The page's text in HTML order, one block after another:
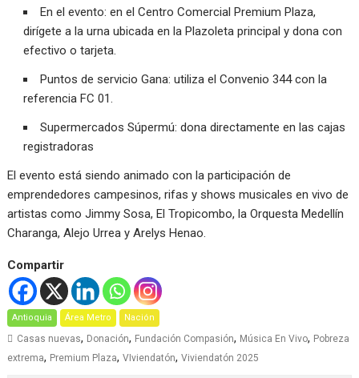
En el evento: en el Centro Comercial Premium Plaza,
dirígete a la urna ubicada en la Plazoleta principal y dona con
efectivo o tarjeta.
Puntos de servicio Gana: utiliza el Convenio 344 con la
referencia FC 01.
Supermercados Súpermú: dona directamente en las cajas
registradoras
El evento está siendo animado con la participación de
emprendedores campesinos, rifas y shows musicales en vivo de
artistas como Jimmy Sosa, El Tropicombo, la Orquesta Medellín
Charanga, Alejo Urrea y Arelys Henao.
Compartir
Antioquia Área Metro Nación
Casas nuevas, Donación, Fundación Compasión, Música En Vivo, Pobreza
extrema, Premium Plaza,VIviendatón,Viviendatón 2025